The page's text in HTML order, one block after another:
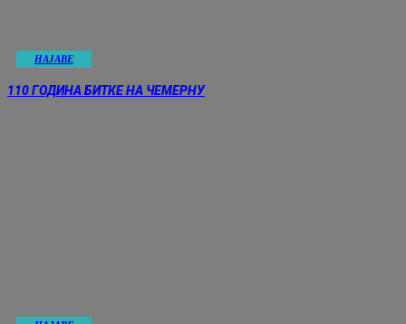
НАЈАВE
110 ГОДИНА БИТКЕ НА ЧЕМЕРНУ